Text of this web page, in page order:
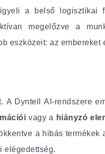
a belső logisztikai
megelőzve a
eszközeit: az embereket
Dyntell AI-rendszere
vagy a hiányzó
a hibás termékek
elégedettség.